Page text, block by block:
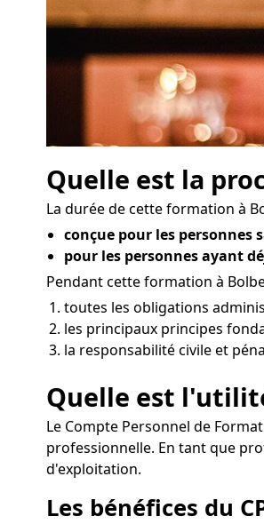
Quelle est la
La durée de cette formation à
conçue pour les personnes
pour les personnes ayant
Pendant cette formation à
toutes les obligations
les principaux principes
la responsabilité civile et
Quelle est
Le Compte Personnel de
professionnelle. En tant que
d'exploitation.
Les bénéfices du